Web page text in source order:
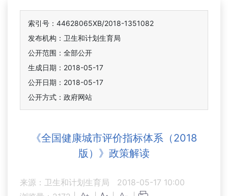
索引号：44628065XB/2018-1351082
发布机构：卫生和计划生育局
公开范围：全部公开
生成日期：2018-05-17
公开日期：2018-05-17
公开方式：政府网站
《全国健康城市评价指标体系（2018
版）》政策解读
来源：卫生和计划生育局
2018-05-17 10:00